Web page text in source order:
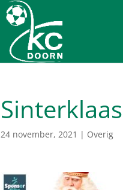
24 november, 2021 | Overig